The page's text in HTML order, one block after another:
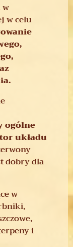
w
w celu
ogólne
układu
dobry dla
w
i